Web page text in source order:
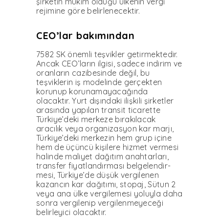
rejimine göre belirlenecektir.
CEO’lar bakımından
7582 SK önemli teşvikler getirmektedir.
Ancak CEO’la­rın ilgisi, sadece indirim ve
oranların cazibesinde değil, bu
teşviklerin iş modelinde gerçekten
korunup koruna­mayacağında
olacaktır. Yurt dışındaki ilişkili şirketler
ara­sında yapılan transit ticarette
Türkiye’deki merkeze bırakı­lacak
aracılık veya organizas­yon kar marjı,
Türkiye’deki merkezin hem grup içine
hem de üçüncü kişilere hizmet vermesi
halinde maliyet da­ğıtım anahtarları,
transfer fi­yatlandırması belgelendir­
mesi, Türkiye’de düşük vergi­lenen
kazancın kar dağıtımı, stopaj, Sütun 2
veya ana ülke vergilemesi yoluyla daha
son­ra vergilenip vergilenmeyece­ği
belirleyici olacaktır.